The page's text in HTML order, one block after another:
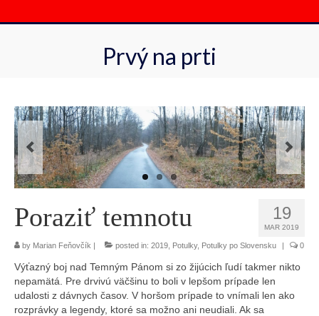
for:
Prvý na prti
19
MAR 2019
Poraziť temnotu
by Marian Feňovčík | posted in: 2019 Potulky, Potulky po Slovensku | 0
Výťazný boj nad Temným Pánom si zo žijúcich ľudí takmer nikto
nepamätá. Pre drvivú väčšinu to boli v lepšom prípade len
udalosti z dávnych časov. V horšom prípade to vnímali len ako
rozprávky a legendy, ktoré sa možno ani neudiali. Ak sa